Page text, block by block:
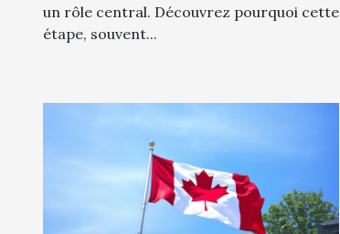
un rôle central. Découvrez pourquoi cette
étape, souvent...